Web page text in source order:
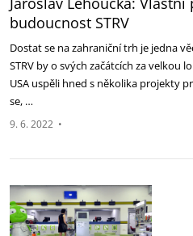
budoucnost STRV
Dostat se na zahraniční trh je jedna
STRV by o svých začátcích za velkou
USA uspěli hned s několika projekty
se, …
9. 6. 2022 •